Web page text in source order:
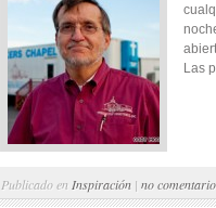
Las
Publicado en Inspiración | no